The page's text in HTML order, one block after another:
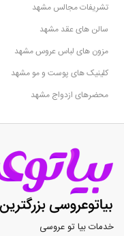
تشریفات مجالس مشهد
سالن های عقد مشهد
مزون های لباس عروس مشهد
کلینیک های پوست و مو مشهد
محضرهای ازدواج مشهد
خدمات بیا تو عروسی